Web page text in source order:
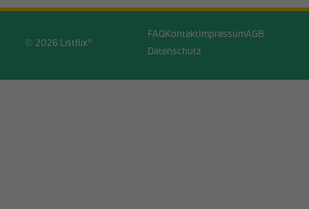
© 2026 Listflix®
FAQKontaktImpressumAGB
Datenschutz